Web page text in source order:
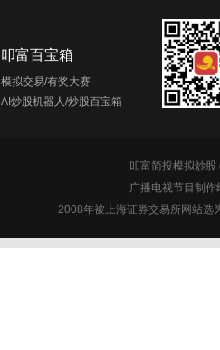
叩富百宝箱
模拟交易/有奖大赛
AI炒股机器人/炒股百宝箱
叩富简投模拟炒
广播电视节目制
2008年被上海证券交易所网站选